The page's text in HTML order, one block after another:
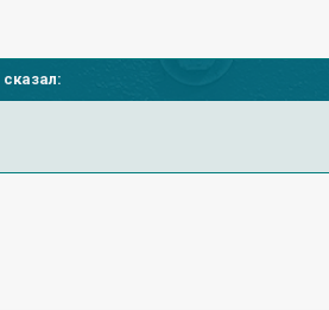
сказал: